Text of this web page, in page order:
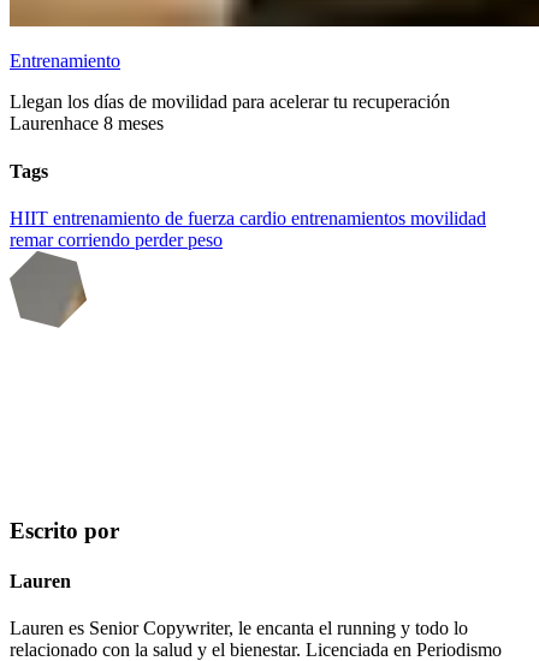
Entrenamiento
Llegan los días de movilidad para acelerar tu recuperación
Laurenhace 8 meses
Tags
HIIT entrenamiento de fuerza cardio entrenamientos movilidad
remarcorriendo perder peso
Escrito por
Lauren
Lauren es Senior Copywriter, le encanta el running y todo lo
relacionado con la salud y el bienestar. Licenciada en Periodismo